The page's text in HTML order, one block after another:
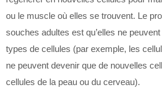
ou le muscle où elles se trouvent. Le
souches adultes est qu’elles ne
types de cellules (par exemple, les
ne peuvent devenir que de nouvelles
cellules de la peau ou du cerveau).